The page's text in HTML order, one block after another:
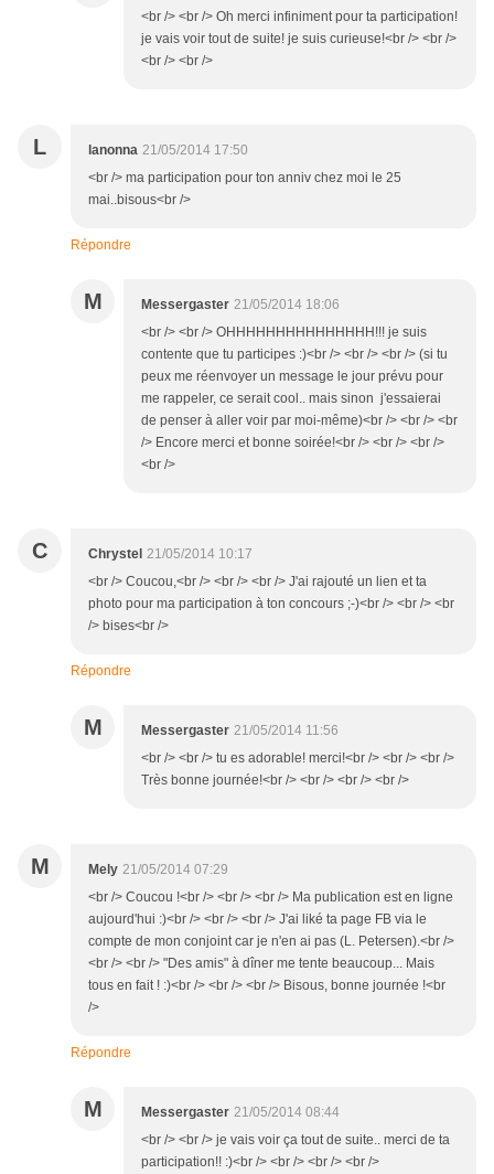
<br /> <br /> Oh merci infiniment pour ta participation!
je vais voir tout de suite! je suis curieuse!<br /> <br />
<br /> <br />
L lanonna 21/05/2014 17:50
<br /> ma participation pour ton anniv chez moi le 25
mai..bisous<br />
Répondre
M Messergaster 21/05/2014 18:06
<br /> <br /> OHHHHHHHHHHHHHHH!!! je suis
contente que tu participes :)<br /> <br /> <br /> (si tu
peux me réenvoyer un message le jour prévu pour
me rappeler, ce serait cool.. mais sinon j'essaierai
de penser à aller voir par moi-même)<br /> <br /> <br
/> Encore merci et bonne soirée!<br /> <br /> <br />
<br />
C Chrystel 21/05/2014 10:17
<br /> Coucou,<br /> <br /> <br /> J'ai rajouté un lien et ta
photo pour ma participation à ton concours ;-)<br /> <br /> <br
/> bises<br />
Répondre
M Messergaster 21/05/2014 11:56
<br /> <br /> tu es adorable! merci!<br /> <br /> <br />
Très bonne journée!<br /> <br /> <br /> <br />
M Mely 21/05/2014 07:29
<br /> Coucou !<br /> <br /> <br /> Ma publication est en ligne
aujourd'hui :)<br /> <br /> <br /> J'ai liké ta page FB via le
compte de mon conjoint car je n'en ai pas (L. Petersen).<br />
<br /> <br /> "Des amis" à dîner me tente beaucoup... Mais
tous en fait ! :)<br /> <br /> <br /> Bisous, bonne journée !<br
/>
Répondre
M Messergaster 21/05/2014 08:44
<br /> <br /> je vais voir ça tout de suite.. merci de ta
participation!! :)<br /> <br /> <br /> <br />